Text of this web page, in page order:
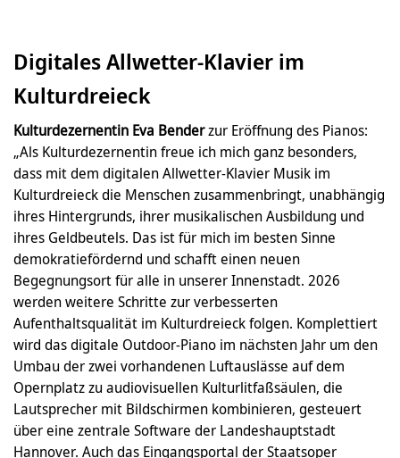
Digitales Allwetter-Klavier im
Kulturdreieck
Kulturdezernentin Eva Benderzur Eröffnung des Pianos:
„Als Kulturdezernentin freue ich mich ganz besonders,
dass mit dem digitalen Allwetter-Klavier Musik im
Kulturdreieck die Menschen zusammenbringt, unabhängig
ihres Hintergrunds, ihrer musikalischen Ausbildung und
ihres Geldbeutels. Das ist für mich im besten Sinne
demokratiefördernd und schafft einen neuen
Begegnungsort für alle in unserer Innenstadt. 2026
werden weitere Schritte zur verbesserten
Aufenthaltsqualität im Kulturdreieck folgen. Komplettiert
wird das digitale Outdoor-Piano im nächsten Jahr um den
Umbau der zwei vorhandenen Luftauslässe auf dem
Opernplatz zu audiovisuellen Kulturlitfaßsäulen, die
Lautsprecher mit Bildschirmen kombinieren, gesteuert
über eine zentrale Software der Landeshauptstadt
Hannover. Auch das Eingangsportal der Staatsoper